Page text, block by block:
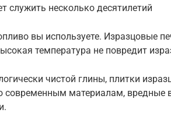
служить несколько десятилетий
вы используете. Изразцовые
температура не повредит
чистой глины, плитки
современным материалам, вредные